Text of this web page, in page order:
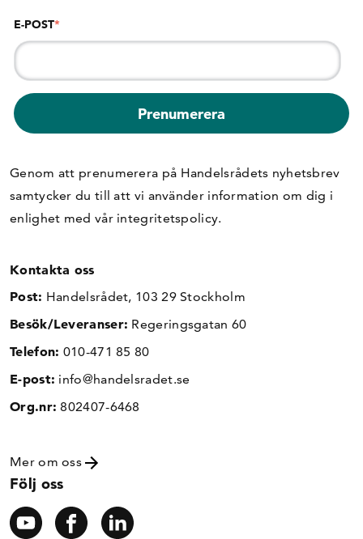
E-POST*
Genom att prenumerera på Handelsrådets nyhetsbrev
samtycker du till att vi använder information om dig i
enlighet med vår integritetspolicy.
Kontakta oss
Post: Handelsrådet, 103 29 Stockholm
Besök/Leveranser: Regeringsgatan 60
Telefon: 010-471 85 80
E-post: info@handelsradet.se
Org.nr: 802407-6468
Mer om oss
Följ oss